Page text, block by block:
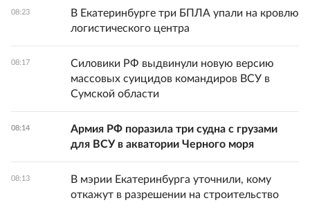
08:23
В Екатеринбурге три БПЛА упали на кровлю
логистического центра
08:17
Силовики РФ выдвинули новую версию
массовых суицидов командиров ВСУ в
Сумской области
08:14
Армия РФ поразила три судна с грузами
для ВСУ в акватории Черного моря
08:13
В мэрии Екатеринбурга уточнили, кому
откажут в разрешении на строительство